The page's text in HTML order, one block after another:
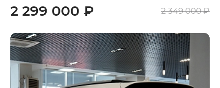
2 299 000 ₽ 2 349 000 ₽